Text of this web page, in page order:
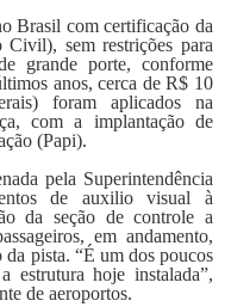
Brasil com certificação da
sem restrições para
grande porte, conforme
anos, cerca de R$ 10
foram aplicados na
com a implantação de
(Papi).
pela Superintendência
de auxilio visual à
da seção de controle a
em andamento,
da pista. “É um dos poucos
estrutura hoje instalada”,
de aeroportos.